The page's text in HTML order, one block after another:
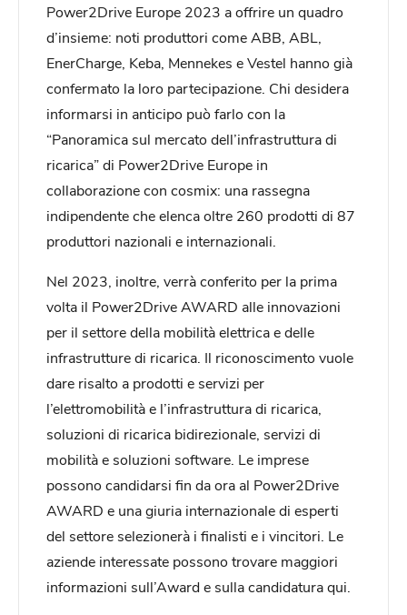
Power2Drive Europe 2023 a offrire un quadro
d’insieme: noti produttori come ABB, ABL,
EnerCharge, Keba, Mennekes e Vestel hanno già
confermato la loro partecipazione. Chi desidera
informarsi in anticipo può farlo con la
“Panoramica sul mercato dell’infrastruttura di
ricarica” di Power2Drive Europe in
collaborazione con cosmix: una rassegna
indipendente che elenca oltre 260 prodotti di 87
produttori nazionali e internazionali.
Nel 2023, inoltre, verrà conferito per la prima
volta il Power2Drive AWARD alle innovazioni
per il settore della mobilità elettrica e delle
infrastrutture di ricarica. Il riconoscimento vuole
dare risalto a prodotti e servizi per
l’elettromobilità e l’infrastruttura di ricarica,
soluzioni di ricarica bidirezionale, servizi di
mobilità e soluzioni software. Le imprese
possono candidarsi fin da ora al Power2Drive
AWARD e una giuria internazionale di esperti
del settore selezionerà i finalisti e i vincitori. Le
aziende interessate possono trovare maggiori
informazioni sull’Award e sulla candidatura qui.